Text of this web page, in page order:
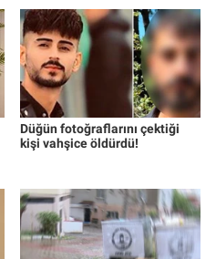
Düğün fotoğraflarını çektiği
kişi vahşice öldürdü!